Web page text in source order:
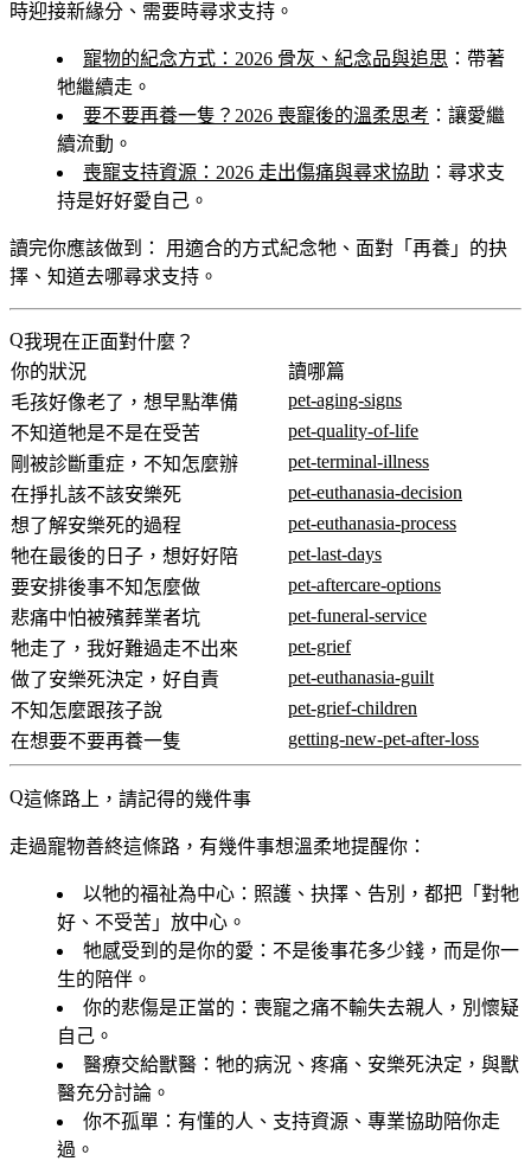
時迎接新緣分、需要時尋求支持。
寵物的紀念方式：2026 骨灰、紀念品與追思 ：帶著
牠繼續走。
要不要再養一隻？2026 喪寵後的溫柔思考 ：讓愛繼
續流動。
喪寵支持資源：2026 走出傷痛與尋求協助 ：尋求支
持是好好愛自己。
讀完你應該做到：
用適合的方式紀念牠、面對「再養」的抉
擇、知道去哪尋求支持。
我現在正面對什麼？
你的狀況
讀哪篇
毛孩好像老了，想早點準備
pet-aging-signs
不知道牠是不是在受苦
pet-quality-of-life
剛被診斷重症，不知怎麼辦
pet-terminal-illness
在掙扎該不該安樂死
pet-euthanasia-decision
想了解安樂死的過程
pet-euthanasia-process
牠在最後的日子，想好好陪
pet-last-days
要安排後事不知怎麼做
pet-aftercare-options
悲痛中怕被殯葬業者坑
pet-funeral-service
牠走了，我好難過走不出來
pet-grief
做了安樂死決定，好自責
pet-euthanasia-guilt
不知怎麼跟孩子說
pet-grief-children
在想要不要再養一隻
getting-new-pet-after-loss
這條路上，請記得的幾件事
走過寵物善終這條路，有幾件事想溫柔地提醒你：
以牠的福祉為中心 ：照護、抉擇、告別，都把「對牠
好、不受苦」放中心。
牠感受到的是你的愛 ：不是後事花多少錢，而是你一
生的陪伴。
你的悲傷是正當的 ：喪寵之痛不輸失去親人，別懷疑
自己。
醫療交給獸醫 ：牠的病況、疼痛、安樂死決定，與獸
醫充分討論。
你不孤單 ：有懂的人、支持資源、專業協助陪你走
過。